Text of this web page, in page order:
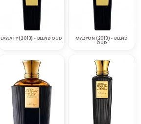
LAYLATY (2013) • BLEND OUD MAZYON (2013) • BLEND
OUD